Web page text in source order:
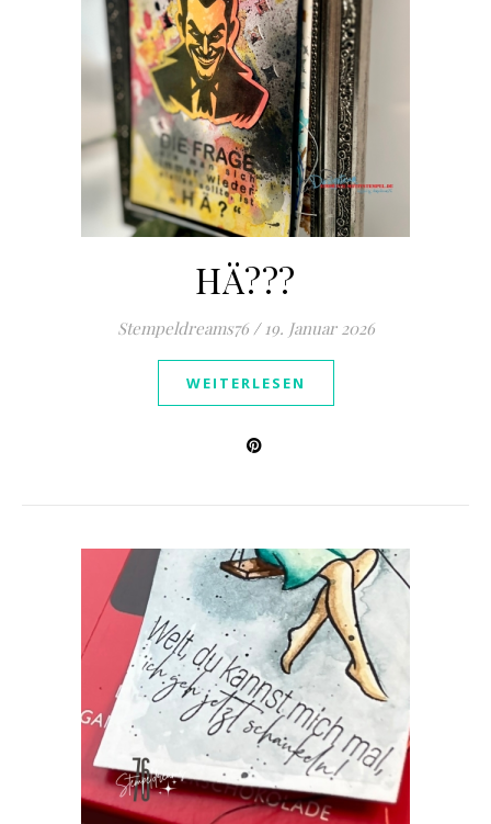
HÄ???
Stempeldreams76 / 19. Januar 2026
WEITERLESEN